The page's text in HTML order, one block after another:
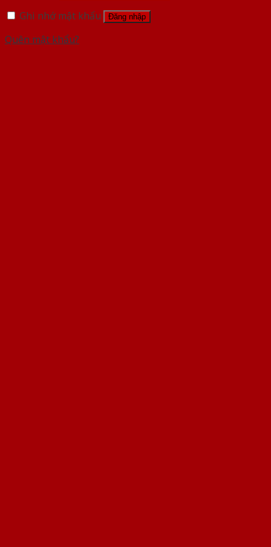
Ghi nhớ mật khẩu
Đăng nhập
Quên mật khẩu?